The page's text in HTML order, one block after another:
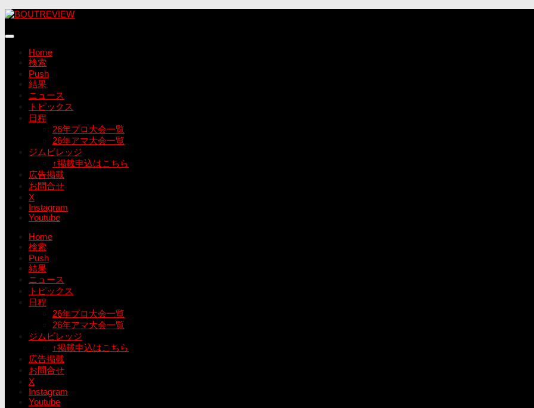
コ
テ
Home
検索
Push
結果
ニュース
トピックス
日程
26年プロ大会一覧
26年アマ大会一覧
ジムビレッジ
↑掲載申込はこちら
広告掲載
お問合せ
X
Instagram
Youtube
Home
検索
Push
結果
ニュース
トピックス
日程
26年プロ大会一覧
26年アマ大会一覧
ジムビレッジ
↑掲載申込はこちら
広告掲載
お問合せ
X
Instagram
Youtube